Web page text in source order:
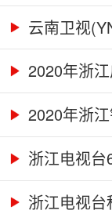
云南卫视
2020年浙
2020年浙
浙江电视
浙江电视